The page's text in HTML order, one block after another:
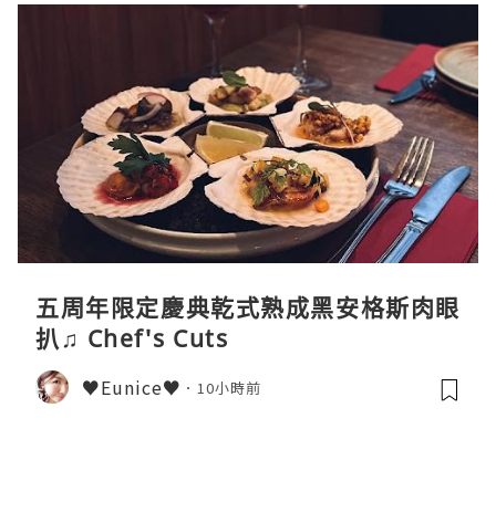
五周年限定慶典乾式熟成黑安格斯肉眼
扒♫ Chef's Cuts
♥Eunice♥ 10小時前